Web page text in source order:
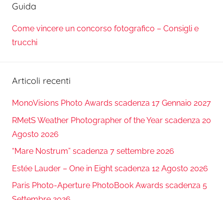
Guida
Come vincere un concorso fotografico – Consigli e
trucchi
Articoli recenti
MonoVisions Photo Awards scadenza 17 Gennaio 2027
RMetS Weather Photographer of the Year scadenza 20
Agosto 2026
“Mare Nostrum” scadenza 7 settembre 2026
Estée Lauder – One in Eight scadenza 12 Agosto 2026
Paris Photo-Aperture PhotoBook Awards scadenza 5